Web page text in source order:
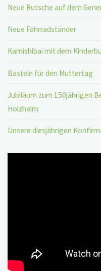
Neue Rutsche auf dem
Neue Fahrradständer
Kamishibai mit dem
Basteln für den Muttertag
Jubiläum zum 150jährigen
Holzheim
Unsere diesjährigen